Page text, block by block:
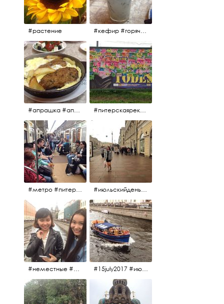
#растение #кефир #горячийкефир #национальноеблюдо #лаваш #вкусно
#апрашка #апраксиндвор #кафенаапрашке #куринаякотлетанасковороде #сковородка #кафедлясвоих #питерскаяреклама #todes #куколки #окраинапитера #фрунзенскийрайон
#метро #питерскоеметро #невскаялиния #июльскийдень2017 #15july2017 #невский
#неместные #июльскийдень2017 #15july2017 #июльскийдень2017 #катерок #bonfire